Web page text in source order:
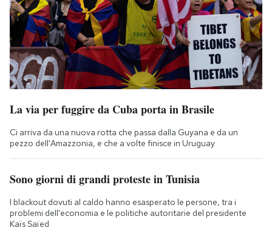
La via per fuggire da Cuba porta in Brasile
Ci arriva da una nuova rotta che passa dalla Guyana e da un
pezzo dell'Amazzonia, e che a volte finisce in Uruguay
Sono giorni di grandi proteste in Tunisia
I blackout dovuti al caldo hanno esasperato le persone, tra i
problemi dell'economia e le politiche autoritarie del presidente
Kaïs Saïed